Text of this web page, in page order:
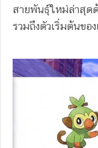
สายพันธุ์ใหม่ล่าสุด
รวมถึงตัวเริ่มต้นขอ